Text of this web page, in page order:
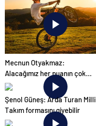
Mecnun Otyakmaz:
Alacağımız her puanın çok
önemi var
Şenol Güneş: Arda Turan Milli
Takım formasını giyebilir